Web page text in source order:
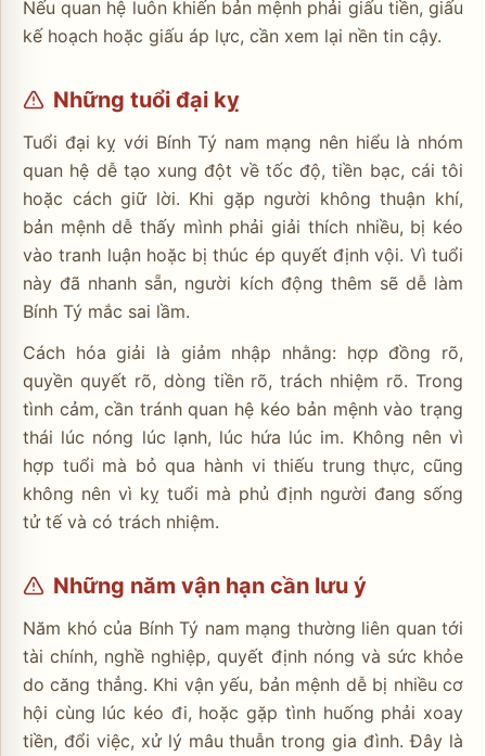
Nếu quan hệ luôn khiến bản mệnh phải giấu tiền, giấu
kế hoạch hoặc giấu áp lực, cần xem lại nền tin cậy.
Những tuổi đại kỵ
Tuổi đại kỵ với Bính Tý nam mạng nên hiểu là nhóm
quan hệ dễ tạo xung đột về tốc độ, tiền bạc, cái tôi
hoặc cách giữ lời. Khi gặp người không thuận khí,
bản mệnh dễ thấy mình phải giải thích nhiều, bị kéo
vào tranh luận hoặc bị thúc ép quyết định vội. Vì tuổi
này đã nhanh sẵn, người kích động thêm sẽ dễ làm
Bính Tý mắc sai lầm.
Cách hóa giải là giảm nhập nhằng: hợp đồng rõ,
quyền quyết rõ, dòng tiền rõ, trách nhiệm rõ. Trong
tình cảm, cần tránh quan hệ kéo bản mệnh vào trạng
thái lúc nóng lúc lạnh, lúc hứa lúc im. Không nên vì
hợp tuổi mà bỏ qua hành vi thiếu trung thực, cũng
không nên vì kỵ tuổi mà phủ định người đang sống
tử tế và có trách nhiệm.
Những năm vận hạn cần lưu ý
Năm khó của Bính Tý nam mạng thường liên quan tới
tài chính, nghề nghiệp, quyết định nóng và sức khỏe
do căng thẳng. Khi vận yếu, bản mệnh dễ bị nhiều cơ
hội cùng lúc kéo đi, hoặc gặp tình huống phải xoay
tiền, đổi việc, xử lý mâu thuẫn trong gia đình. Đây là